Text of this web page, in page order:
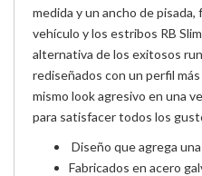
medida y un ancho de
vehículo y los estribos RB
alternativa de los exitosos
rediseñados con un perfil
mismo look agresivo en una
para satisfacer todos los
Diseño que agrega
Fabricados en acero